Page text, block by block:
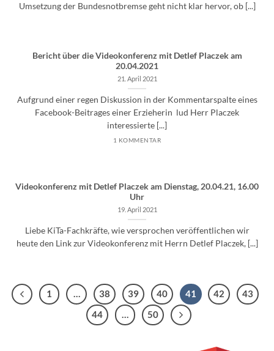
Umsetzung der Bundesnotbremse geht nicht klar hervor, ob [...]
Bericht über die Videokonferenz mit Detlef Placzek am
20.04.2021
21. April 2021
Aufgrund einer regen Diskussion in der Kommentarspalte eines
Facebook-Beitrages einer Erzieherin lud Herr Placzek
interessierte [...]
1 KOMMENTAR
Videokonferenz mit Detlef Placzek am Dienstag, 20.04.21, 16.00
Uhr
19. April 2021
Liebe KiTa-Fachkräfte, wie versprochen veröffentlichen wir
heute den Link zur Videokonferenz mit Herrn Detlef Placzek, [...]
1 … 38 39 40 41 42
43
44
… 50